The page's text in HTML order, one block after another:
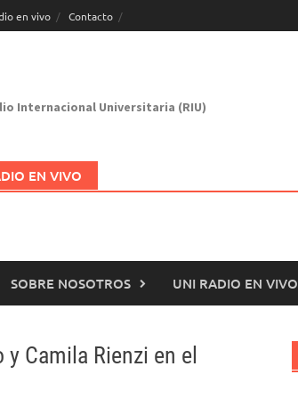
en vivo Contacto
Internacional Universitaria (RIU)
EN VIVO
SOBRE NOSOTROS UNI RADIO EN VIVO
Camila Rienzi en el